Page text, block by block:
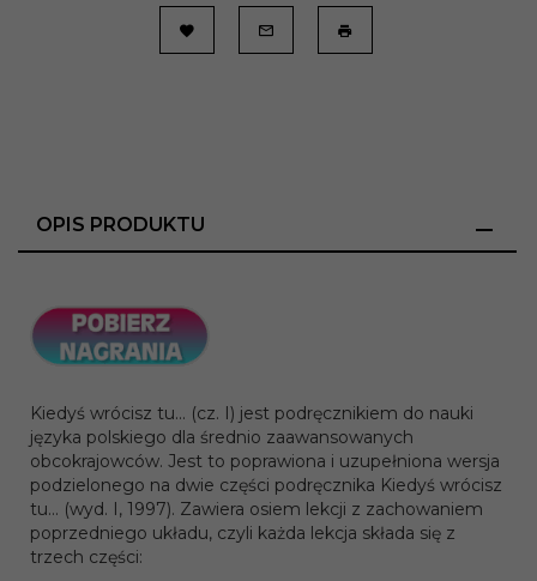
OPIS PRODUKTU
Kiedyś wrócisz tu... (cz. I) jest podręcznikiem do nauki
języka polskiego dla średnio zaawansowanych
obcokrajowców. Jest to poprawiona i uzupełniona wersja
podzielonego na dwie części podręcznika Kiedyś wrócisz
tu... (wyd. I, 1997). Zawiera osiem lekcji z zachowaniem
poprzedniego układu, czyli każda lekcja składa się z
trzech części: